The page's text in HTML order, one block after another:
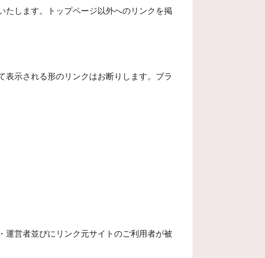
たします。トップページ以外へのリンクを掲
示される形のリンクはお断りします。ブラ
運営者並びにリンク元サイトのご利用者が被